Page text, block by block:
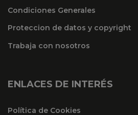
Condiciones Generales
Proteccion de datos y copyright
Trabaja con nosotros
ENLACES DE INTERÉS
Política de Cookies